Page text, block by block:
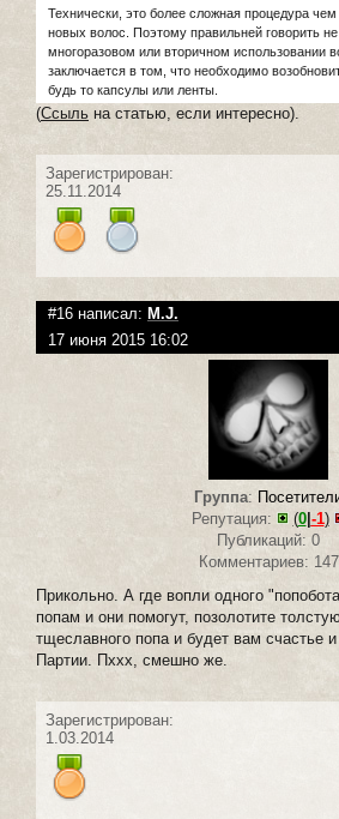
Технически, это более сложная процедура
новых волос. Поэтому правильней говорить
многоразовом или вторичном использовании
заключается в том, что необходимо
будь то капсулы или ленты.
(Ссыль на статью, если интересно).
Зарегистрирован:
25.11.2014
#16 написал: M.J.
17 июня 2015 16:02
Группа:
Репутация:
(0| -1)
Публикаций: 0
Комментариев: 147
Прикольно. А где вопли одного
попам и они помогут, позолотите
тщеславного попа и будет вам счастье
Партии. Пххх, смешно же.
Зарегистрирован:
1.03.2014